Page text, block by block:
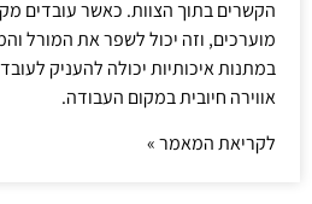
הקשרים בתוך הצוות. כאשר עובדים
מוערכים, וזה יכול לשפר את המורל
במתנות איכותיות יכולה להעניק
אווירה חיובית במקום העבודה.
לקריאת המאמר »